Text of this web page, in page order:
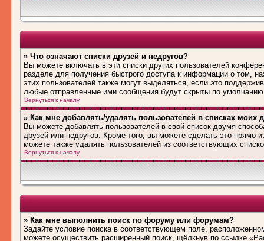
» Что означают списки друзей и недругов?
Вы можете включать в эти списки других пользователей
разделе для получения быстрого доступа к информации о том,
этих пользователей также могут выделяться, если это
любые отправленные ими сообщения будут скрыты по
Вернуться к началу
» Как мне добавлять/удалять пользователей в списках моих
Вы можете добавлять пользователей в свой список двумя
друзей или недругов. Кроме того, вы можете сделать это прямо
можете также удалять пользователей из соответствующих
Вернуться к началу
» Как мне выполнить поиск по форуму или форумам?
Задайте условие поиска в соответствующем поле,
можете осуществить расширенный поиск, щёлкнув по ссылке